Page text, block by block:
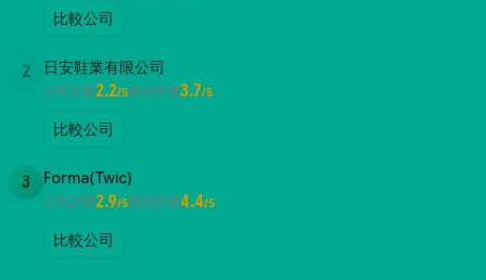
比較公司
2 日安鞋業有限公司
公司評價2.2/5面試評價3.7/5
比較公司
3 Forma(Twic)
公司評價2.9/5面試評價4.4/5
比較公司